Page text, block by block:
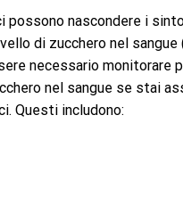
possono nascondere i
di zucchero nel sangue
necessario monitorare
nel sangue se stai
Questi includono: